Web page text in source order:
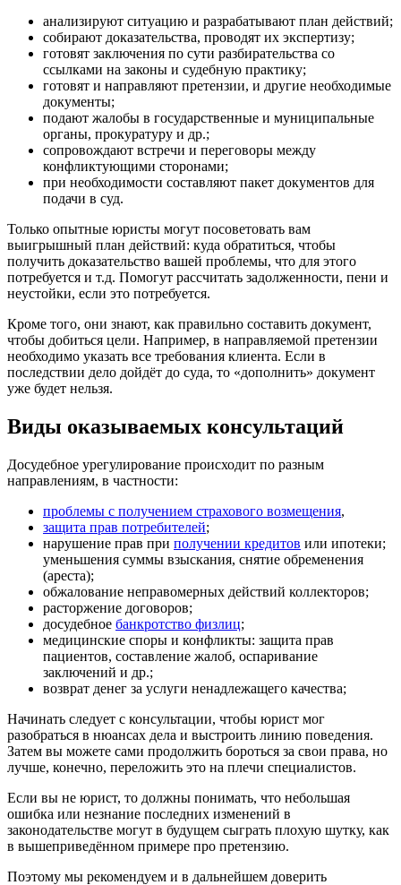
анализируют ситуацию и разрабатывают план действий;
собирают доказательства, проводят их экспертизу;
готовят заключения по сути разбирательства со
ссылками на законы и судебную практику;
готовят и направляют претензии, и другие необходимые
документы;
подают жалобы в государственные и муниципальные
органы, прокуратуру и др.;
сопровождают встречи и переговоры между
конфликтующими сторонами;
при необходимости составляют пакет документов для
подачи в суд.
Только опытные юристы могут посоветовать вам
выигрышный план действий: куда обратиться, чтобы
получить доказательство вашей проблемы, что для этого
потребуется и т.д. Помогут рассчитать задолженности, пени и
неустойки, если это потребуется.
Кроме того, они знают, как правильно составить документ,
чтобы добиться цели. Например, в направляемой претензии
необходимо указать все требования клиента. Если в
последствии дело дойдёт до суда, то «дополнить» документ
уже будет нельзя.
Виды оказываемых консультаций
Досудебное урегулирование происходит по разным
направлениям, в частности:
проблемы с получением страхового возмещения,
защита прав потребителей;
нарушение прав при получении кредитов или ипотеки;
уменьшения суммы взыскания, снятие обременения
(ареста);
обжалование неправомерных действий коллекторов;
расторжение договоров;
досудебное банкротство физлиц;
медицинские споры и конфликты: защита прав
пациентов, составление жалоб, оспаривание
заключений и др.;
возврат денег за услуги ненадлежащего качества;
Начинать следует с консультации, чтобы юрист мог
разобраться в нюансах дела и выстроить линию поведения.
Затем вы можете сами продолжить бороться за свои права, но
лучше, конечно, переложить это на плечи специалистов.
Если вы не юрист, то должны понимать, что небольшая
ошибка или незнание последних изменений в
законодательстве могут в будущем сыграть плохую шутку, как
в вышеприведённом примере про претензию.
Поэтому мы рекомендуем и в дальнейшем доверить